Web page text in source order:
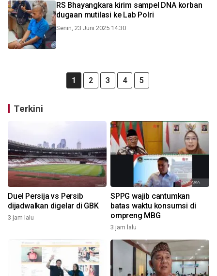
RS Bhayangkara kirim sampel DNA korban
dugaan mutilasi ke Lab Polri
Senin, 23 Juni 2025 14:30
1 2 3 4 5
Terkini
Duel Persija vs Persib
dijadwalkan digelar di GBK
3 jam lalu
SPPG wajib cantumkan
batas waktu konsumsi di
ompreng MBG
3 jam lalu